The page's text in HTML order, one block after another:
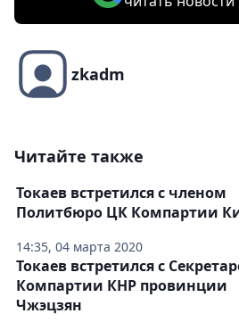
zkadm
Читайте также
14:35, 04 марта 2020
Токаев встретился с членом
Политбюро ЦК Компартии
Токаев встретился с
Компартии КНР провинции
Чжэцзян